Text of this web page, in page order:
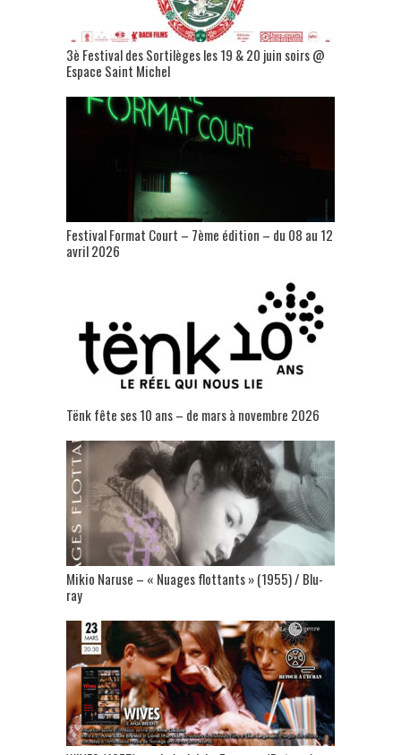
3è Festival des Sortilèges les 19 & 20 juin soirs @
Espace Saint Michel
Festival Format Court – 7ème édition – du 08 au 12
avril 2026
Tënk fête ses 10 ans – de mars à novembre 2026
Mikio Naruse – « Nuages flottants » (1955) / Blu-
ray